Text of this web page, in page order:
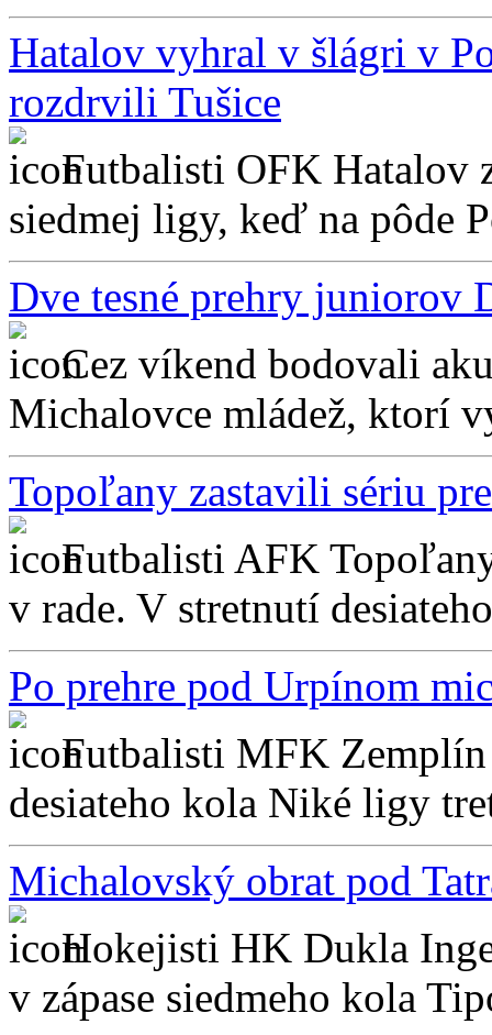
Hatalov vyhral v šlágri v
rozdrvili Tušice
Futbalisti OFK Hatalov
siedmej ligy, keď na pôde
Dve tesné prehry juniorov
Cez víkend bodovali
Michalovce mládež, ktorí
Topoľany zastavili sériu
Futbalisti AFK
v rade. V stretnutí
Po prehre pod Urpínom
Futbalisti MFK
desiateho kola Niké ligy
Michalovský obrat pod
Hokejisti HK Dukla
v zápase siedmeho kola